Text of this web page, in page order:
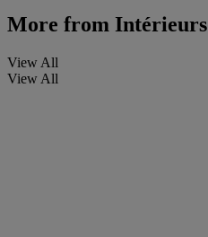
More from Intérieurs
View All
View All